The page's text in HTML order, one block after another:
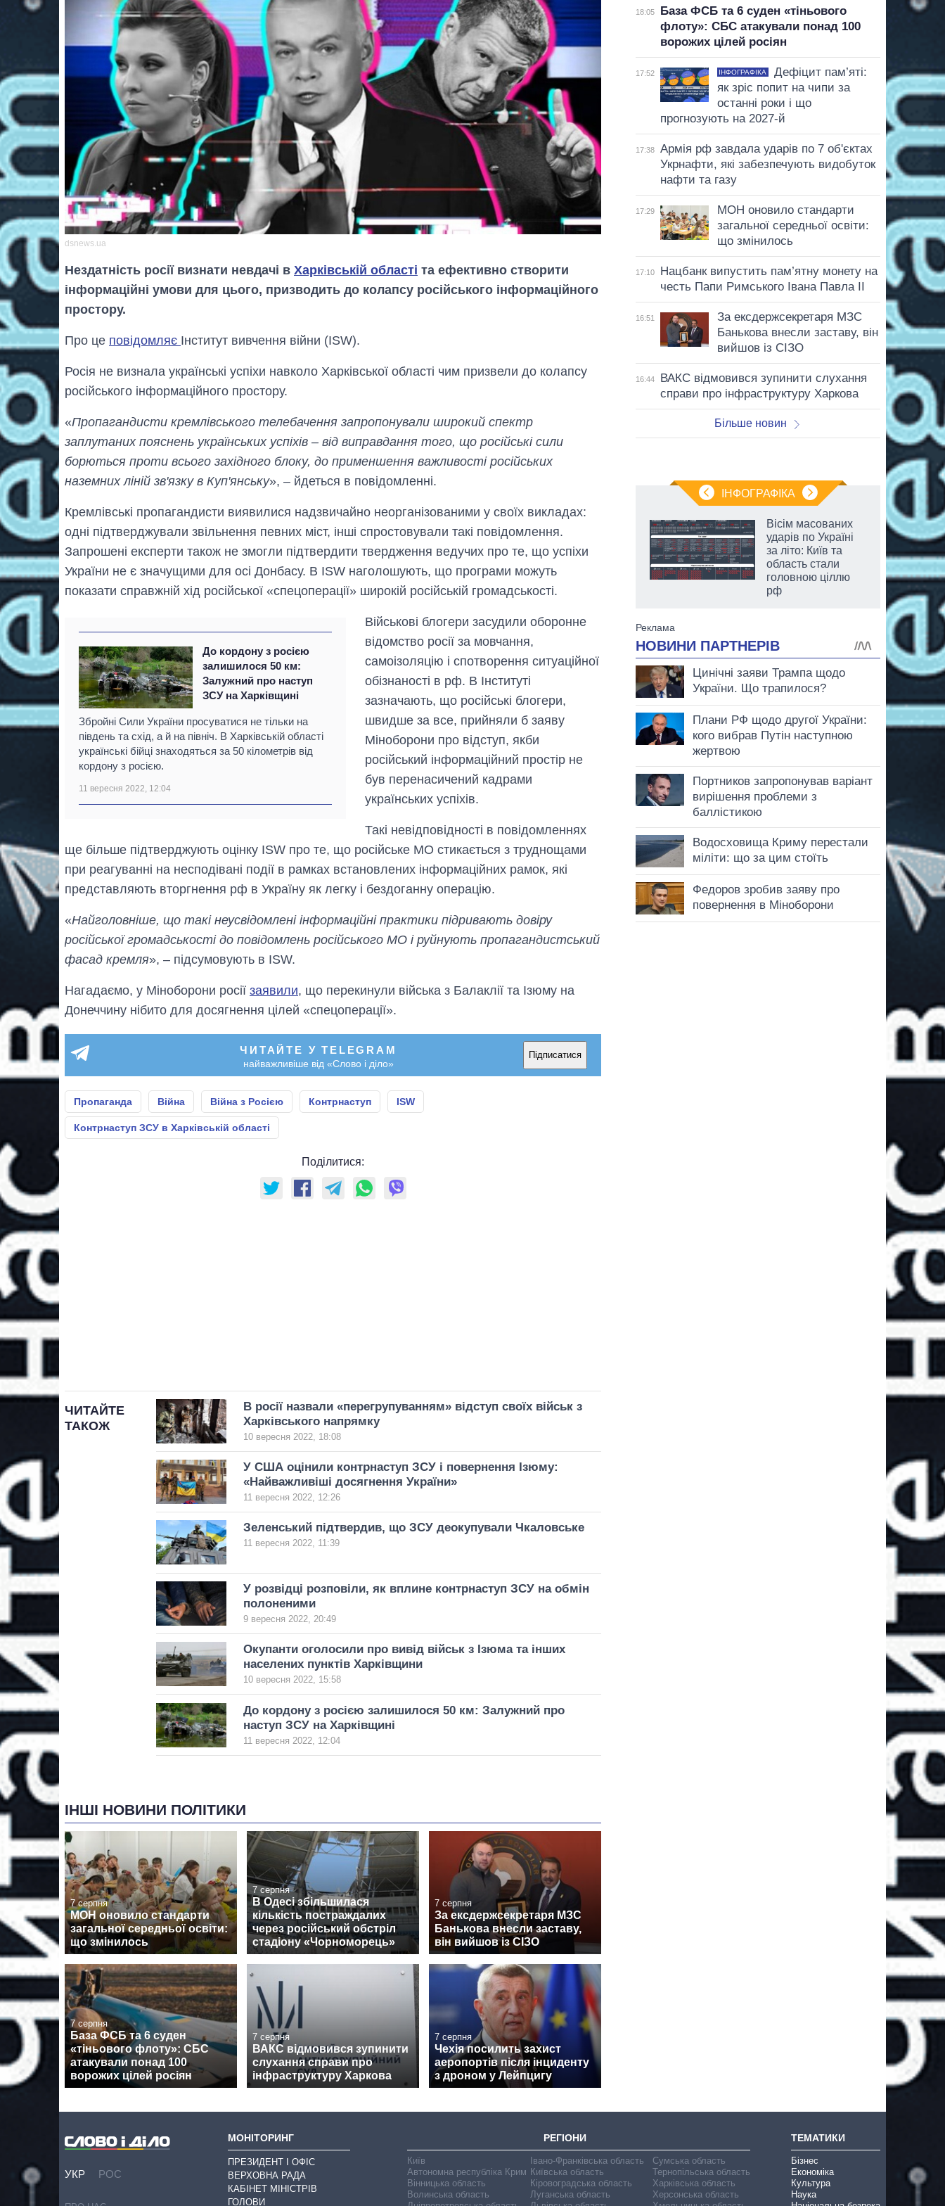
dsnews.ua
Нездатність росії визнати невдачі в Харківській області та ефективно створити
інформаційні умови для цього, призводить до колапсу російського інформаційного
простору.
Про це повідомляє Інститут вивчення війни (ISW).
Росія не визнала українські успіхи навколо Харківської області чим призвели до колапсу
російського інформаційного простору.
«Пропагандисти кремлівського телебачення запропонували широкий спектр
заплутаних пояснень українських успіхів – від виправдання того, що російські сили
борються проти всього західного блоку, до применшення важливості російських
наземних ліній зв'язку в Куп'янську», – йдеться в повідомленні.
Кремлівські пропагандисти виявилися надзвичайно неорганізованими у своїх викладах:
одні підтверджували звільнення певних міст, інші спростовували такі повідомлення.
Запрошені експерти також не змогли підтвердити твердження ведучих про те, що успіхи
України не є значущими для осі Донбасу. В ISW наголошують, що програми можуть
показати справжній хід російської «спецоперації» широкій російській громадськості.
До кордону з росією
залишилося 50 км:
Залужний про наступ
ЗСУ на Харківщині
Збройні Сили України просуватися не тільки на
південь та схід, а й на північ. В Харківській області
українські бійці знаходяться за 50 кілометрів від
кордону з росією.
11 вересня 2022, 12:04
Військові блогери засудили оборонне
відомство росії за мовчання,
самоізоляцію і спотворення ситуаційної
обізнаності в рф. В Інституті
зазначають, що російські блогери,
швидше за все, прийняли б заяву
Міноборони про відступ, якби
російський інформаційний простір не
був перенасичений кадрами
українських успіхів.
Такі невідповідності в повідомленнях
ще більше підтверджують оцінку ISW про те, що російське МО стикається з труднощами
при реагуванні на несподівані події в рамках встановлених інформаційних рамок, які
представляють вторгнення рф в Україну як легку і бездоганну операцію.
«Найголовніше, що такі неусвідомлені інформаційні практики підривають довіру
російської громадськості до повідомлень російського МО і руйнують пропагандистський
фасад кремля», – підсумовують в ISW.
Нагадаємо, у Міноборони росії заявили, що перекинули війська з Балаклії та Ізюму на
Донеччину нібито для досягнення цілей «спецоперації».
ЧИТАЙТЕ У TELEGRAM
найважливіше від «Слово і діло»
Підписатися
Пропаганда Війна Війна з Росією Контрнаступ ISW
Контрнаступ ЗСУ в Харківській області
Поділитися:
ЧИТАЙТЕ
ТАКОЖ
В росії назвали «перегрупуванням» відступ своїх військ з
Харківського напрямку
10 вересня 2022, 18:08
У США оцінили контрнаступ ЗСУ і повернення Ізюму:
«Найважливіші досягнення України»
11 вересня 2022, 12:26
Зеленський підтвердив, що ЗСУ деокупували Чкаловське
11 вересня 2022, 11:39
У розвідці розповіли, як вплине контрнаступ ЗСУ на обмін
полоненими
9 вересня 2022, 20:49
Окупанти оголосили про вивід військ з Ізюма та інших
населених пунктів Харківщини
10 вересня 2022, 15:58
До кордону з росією залишилося 50 км: Залужний про
наступ ЗСУ на Харківщині
11 вересня 2022, 12:04
ІНШІ НОВИНИ ПОЛІТИКИ
7 серпня
МОН оновило стандарти
загальної середньої освіти:
що змінилось
7 серпня
В Одесі збільшилася
кількість постраждалих
через російський обстріл
стадіону «Чорноморець»
7 серпня
За ексдержсекретаря МЗС
Банькова внесли заставу,
він вийшов із СІЗО
7 серпня
База ФСБ та 6 суден
«тіньового флоту»: СБС
атакували понад 100
ворожих цілей росіян
7 серпня
ВАКС відмовився зупинити
слухання справи про
інфраструктуру Харкова
7 серпня
Чехія посилить захист
аеропортів після інциденту
з дроном у Лейпцигу
18:05
База ФСБ та 6 суден «тіньового
флоту»: СБС атакували понад 100
ворожих цілей росіян
17:52 ІНФОГРАФІКА
Дефіцит пам’яті:
як зріс попит на чипи за
останні роки і що
прогнозують на 2027-й
17:38
Армія рф завдала ударів по 7 об'єктах
Укрнафти, які забезпечують видобуток
нафти та газу
17:29
МОН оновило стандарти
загальної середньої освіти:
що змінилось
17:10
Нацбанк випустить пам’ятну монету на
честь Папи Римського Івана Павла II
16:51
За ексдержсекретаря МЗС
Банькова внесли заставу, він
вийшов із СІЗО
16:44
ВАКС відмовився зупинити слухання
справи про інфраструктуру Харкова
Більше новин
ІНФОГРАФІКА
бюджет
Міністерства
років війни з
росією
Вісім масованих
ударів по Україні
за літо: Київ та
область стали
головною ціллю
рф
УКР РОС
МОНІТОРИНГ
ПРЕЗИДЕНТ І ОФІС
ВЕРХОВНА РАДА
КАБІНЕТ МІНІСТРІВ
ГОЛОВИ
РЕГІОНИ
Київ
Автономна республіка Крим
Вінницька область
Волинська область
Івано-Франківська область
Київська область
Кіровоградська область
Луганська область
Сумська область
Тернопільська область
Харківська область
Херсонська область
ТЕМАТИКИ
Бізнес
Економіка
Культура
Наука